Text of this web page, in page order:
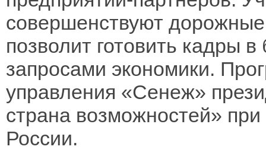
совершенствуют
позволит готовить кадры
запросами экономики.
управления «Сенеж»
страна возможностей»
России.